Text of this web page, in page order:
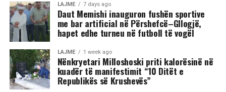
LAJME 7 days ago
Daut Memishi inauguron fushën sportive
me bar artificial në Përshefcë–Gllogjë,
hapet edhe turneu në futboll të vogël
LAJME 1 week ago
Nënkryetari Milloshoski priti kalorësinë në
kuadër të manifestimit “10 Ditët e
Republikës së Krushevës”